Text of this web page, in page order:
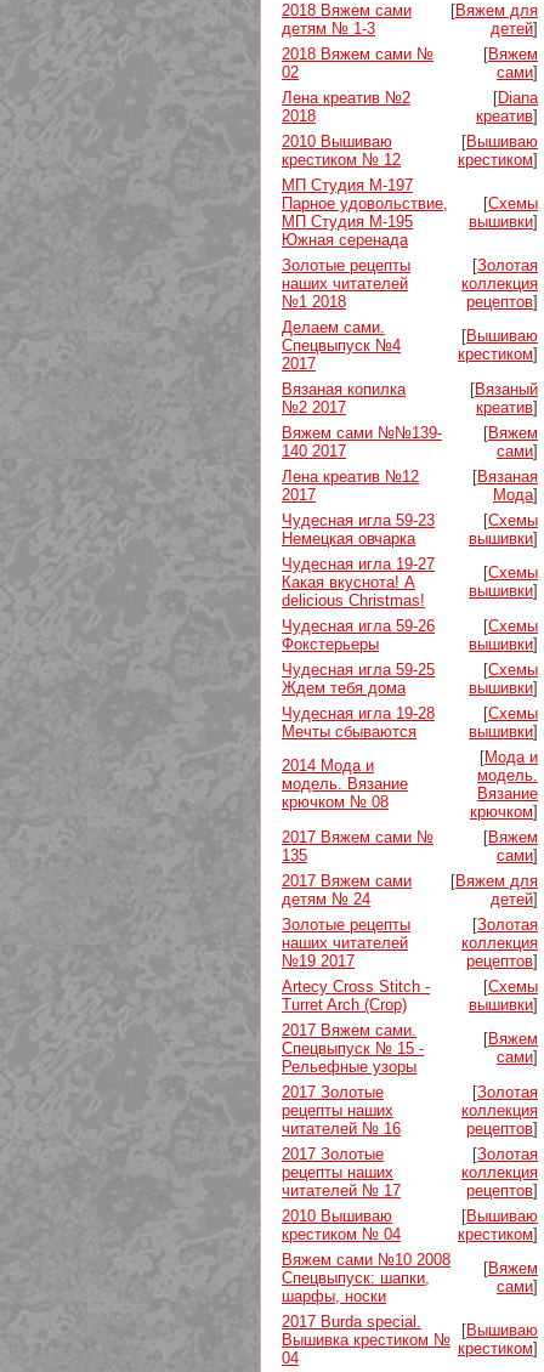
2018 Вяжем сами
детям № 1-3
[Вяжем для
детей]
2018 Вяжем сами №
02
[Вяжем
сами]
Лена креатив №2
2018
[Diana
креатив]
2010 Вышиваю
крестиком № 12
[Вышиваю
крестиком]
МП Студия М-197
Парное удовольствие,
МП Студия М-195
Южная серенада
[Схемы
вышивки]
Золотые рецепты
наших читателей
№1 2018
[Золотая
коллекция
рецептов]
Делаем сами.
Спецвыпуск №4
2017
[Вышиваю
крестиком]
Вязаная копилка
№2 2017
[Вязаный
креатив]
Вяжем сами №№139-
140 2017
[Вяжем
сами]
Лена креатив №12
2017
[Вязаная
Мода]
Чудесная игла 59-23
Немецкая овчарка
[Схемы
вышивки]
Чудесная игла 19-27
Какая вкуснота! A
delicious Christmas!
[Схемы
вышивки]
Чудесная игла 59-26
Фокстерьеры
[Схемы
вышивки]
Чудесная игла 59-25
Ждем тебя дома
[Схемы
вышивки]
Чудесная игла 19-28
Мечты сбываются
[Схемы
вышивки]
2014 Мода и
модель. Вязание
крючком № 08
[Мода и
модель.
Вязание
крючком]
2017 Вяжем сами №
135
[Вяжем
сами]
2017 Вяжем сами
детям № 24
[Вяжем для
детей]
Золотые рецепты
наших читателей
№19 2017
[Золотая
коллекция
рецептов]
Artecy Cross Stitch -
Turret Arch (Crop)
[Схемы
вышивки]
2017 Вяжем сами.
Спецвыпуск № 15 -
Рельефные узоры
[Вяжем
сами]
2017 Золотые
рецепты наших
читателей № 16
[Золотая
коллекция
рецептов]
2017 Золотые
рецепты наших
читателей № 17
[Золотая
коллекция
рецептов]
2010 Вышиваю
крестиком № 04
[Вышиваю
крестиком]
Вяжем сами №10 2008
Спецвыпуск: шапки,
шарфы, носки
[Вяжем
сами]
2017 Burda special.
Вышивка крестиком №
04
[Вышиваю
крестиком]